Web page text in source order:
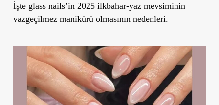
İşte glass nails’in 2025 ilkbahar-yaz mevsiminin
vazgeçilmez manikürü olmasının nedenleri.